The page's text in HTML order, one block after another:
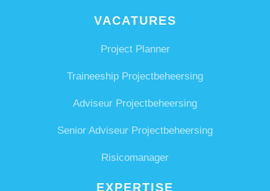
VACATURES
Project Planner
Traineeship Projectbeheersing
Adviseur Projectbeheersing
Senior Adviseur Projectbeheersing
Risicomanager
EXPERTISE